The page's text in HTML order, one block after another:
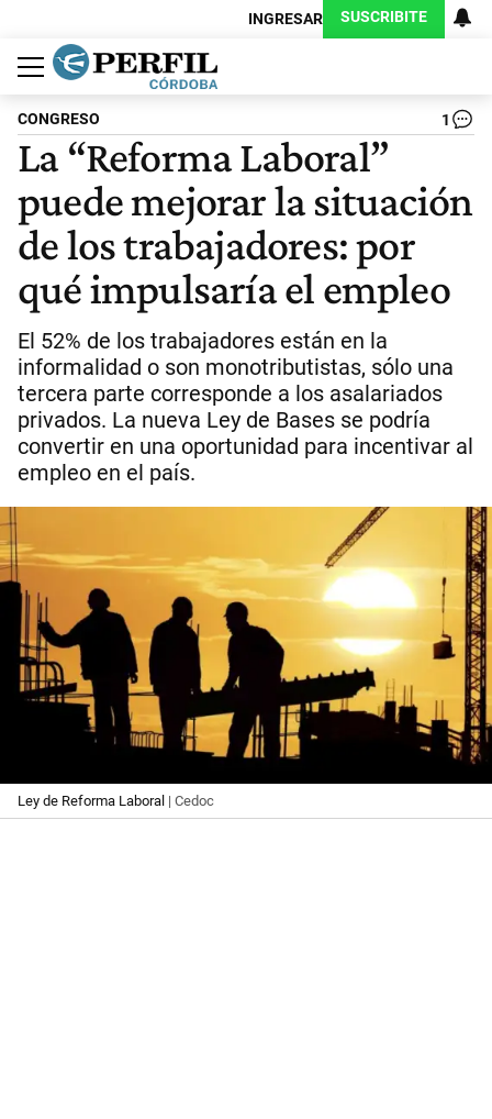
INGRESAR SUSCRIBITE
Política
Economía
Judiciales
Sociedad
Cultura
Espectáculos
Deportes
Protagonistas
CONGRESO 1
La “Reforma Laboral”
puede mejorar la situación
de los trabajadores: por
qué impulsaría el empleo
El 52% de los trabajadores están en la
informalidad o son monotributistas, sólo una
tercera parte corresponde a los asalariados
privados. La nueva Ley de Bases se podría
convertir en una oportunidad para incentivar al
empleo en el país.
Ley de Reforma Laboral | Cedoc